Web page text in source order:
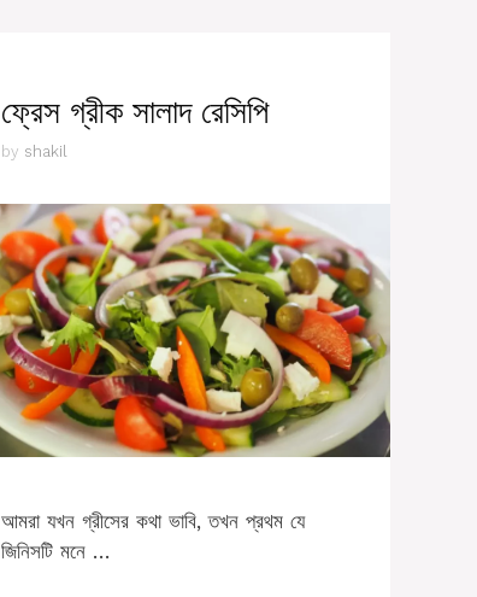
ফ্রেস গ্রীক সালাদ রেসিপি
by shakil
আমরা যখন গ্রীসের কথা ভাবি, তখন প্রথম যে
জিনিসটি মনে …